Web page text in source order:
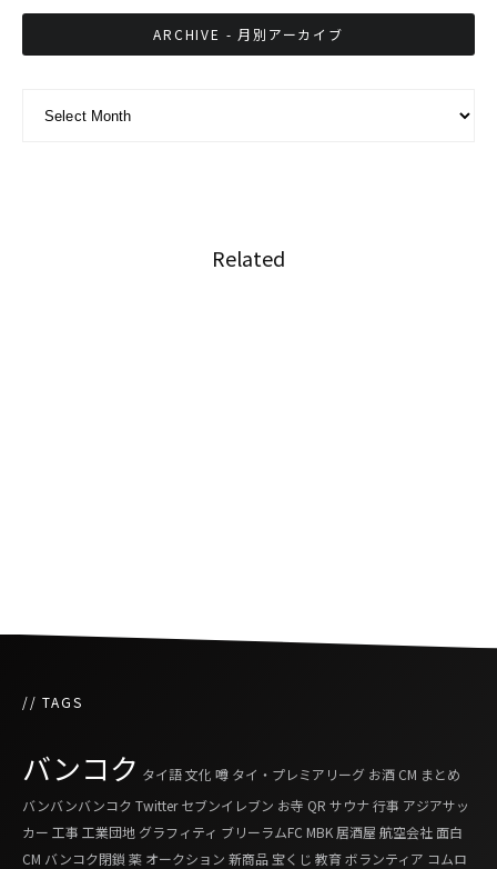
ARCHIVE - 月別アーカイブ
Related
// TAGS
バンコク タイ語文化 噂 タイ・プレミアリーグ お酒 CM まとめ
バンバンバンコク Twitter セブンイレブン お寺 QR サウナ行事 アジアサッ
カー 工事 工業団地 グラフィティ ブリーラムFC MBK 居酒屋 航空会社 面白
CM バンコク閉鎖 薬 オークション 新商品 宝くじ 教育ボランティア コムロ